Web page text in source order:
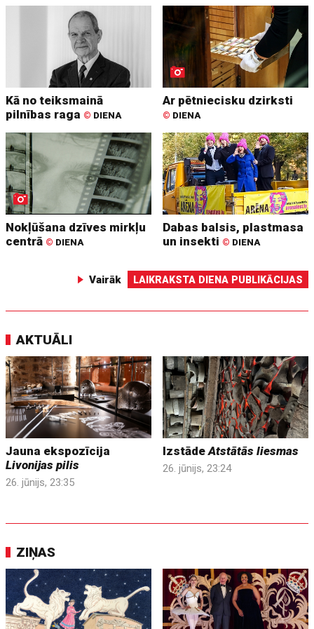
Kā no teiksmainā
pilnības raga © DIENA
Ar pētniecisku dzirksti
© DIENA
Nokļūšana dzīves mirkļu
centrā © DIENA
Dabas balsis, plastmasa
un insekti © DIENA
Vairāk LAIKRAKSTA DIENA PUBLIKĀCIJAS
AKTUĀLI
Jauna ekspozīcija
Livonijas pilis
26. jūnijs, 23:35
IzstādeAtstātās liesmas
26. jūnijs, 23:24
ZIŅAS